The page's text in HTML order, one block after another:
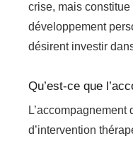
crise, mais
développement
désirent investir
Qu’est-ce que
d’intervention